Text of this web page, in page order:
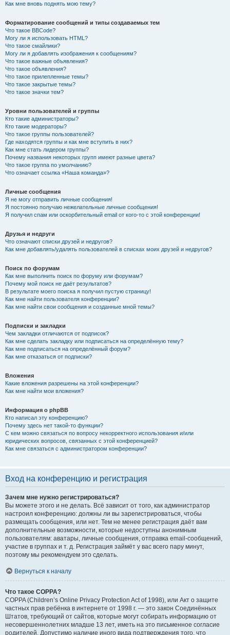
Как мне вновь поднять мою тему?
Форматирование сообщений и типы создаваемых тем
Что такое BBCode?
Могу ли я использовать HTML?
Что такое смайлики?
Могу ли я добавлять изображения к сообщениям?
Что такое важные объявления?
Что такое объявления?
Что такое прилепленные темы?
Что такое закрытые темы?
Что такое значки тем?
Уровни пользователей и группы
Кто такие администраторы?
Кто такие модераторы?
Что такое группы пользователей?
Где находятся группы и как мне вступить в них?
Как мне стать лидером группы?
Почему названия некоторых групп имеют разные цвета?
Что такое группа по умолчанию?
Что означает ссылка «Наша команда»?
Личные сообщения
Я не могу отправить личные сообщения!
Я постоянно получаю нежелательные личные сообщения!
Я получил спам или оскорбительный email от кого-то с этой конференции!
Друзья и недруги
Что означают списки друзей и недругов?
Как мне добавлять/удалять пользователей в списках моих друзей и недругов?
Поиск по форумам
Как мне выполнить поиск по форуму или форумам?
Почему мой поиск не даёт результатов?
В результате моего поиска я получил пустую страницу!
Как мне найти пользователя конференции?
Как мне найти свои сообщения и созданные мной темы?
Подписки и закладки
Чем закладки отличаются от подписок?
Как мне сделать закладку или подписаться на определённую тему?
Как мне подписаться на определённый форум?
Как мне отказаться от подписки?
Вложения
Какие вложения разрешены на этой конференции?
Как мне найти мои вложения?
Информация о phpBB
Кто написал эту конференцию?
Почему здесь нет такой-то функции?
С кем можно связаться по вопросу некорректного использования и/или
юридических вопросов, связанных с этой конференцией?
Как мне связаться с администратором конференции?
Вход на конференцию и регистрация
Зачем мне нужно регистрироваться?
Вы можете этого и не делать. Всё зависит от того, как администратор
настроил конференцию: должны ли вы зарегистрироваться, чтобы
размещать сообщения, или нет. Тем не менее регистрация даёт вам
дополнительные возможности, которые недоступны анонимным
пользователям: аватары, личные сообщения, отправка email-сообщений,
участие в группах и т. д. Регистрация займёт у вас всего пару минут,
поэтому мы рекомендуем это сделать.
Вернуться к началу
Что такое COPPA?
COPPA (Children’s Online Privacy Protection Act of 1998), или Акт о защите
частных прав ребёнка в интернете от 1998 г. — это закон Соединённых
Штатов, требующий от сайтов, которые могут собирать информацию от
несовершеннолетних младше 13 лет, иметь на это письменное согласие
родителей. Допустимо наличие иного вида подтверждения того, что